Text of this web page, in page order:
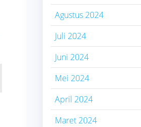
Agustus 2024
Juli 2024
Juni 2024
Mei 2024
April 2024
Maret 2024